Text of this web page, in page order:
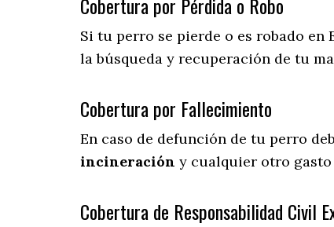
Si tu perro se pierde o es robado en
la búsqueda y recuperación de tu
Cobertura por Fallecimiento
En caso de defunción de tu perro
incineración y cualquier otro
Cobertura de Responsabilidad Civil